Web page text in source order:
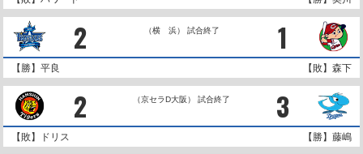
2 1
（横 浜） 試合終了
【勝】平良 【敗】森下
2 3
（京セラD大阪） 試合終了
【敗】ドリス 【勝】藤嶋